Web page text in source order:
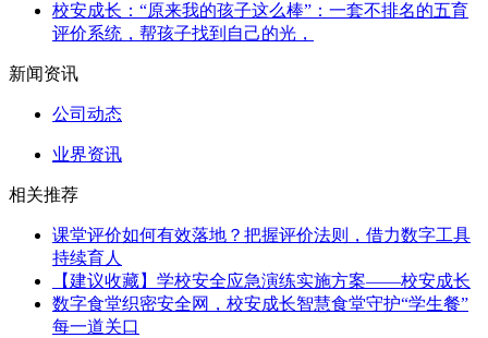
校安成长：“原来我的孩子这么棒”：一套不排名的五育
评价系统，帮孩子找到自己的光，
新闻资讯
公司动态
业界资讯
相关推荐
课堂评价如何有效落地？把握评价法则，借力数字工具
持续育人
【建议收藏】学校安全应急演练实施方案——校安成长
数字食堂织密安全网，校安成长智慧食堂守护“学生餐”
每一道关口